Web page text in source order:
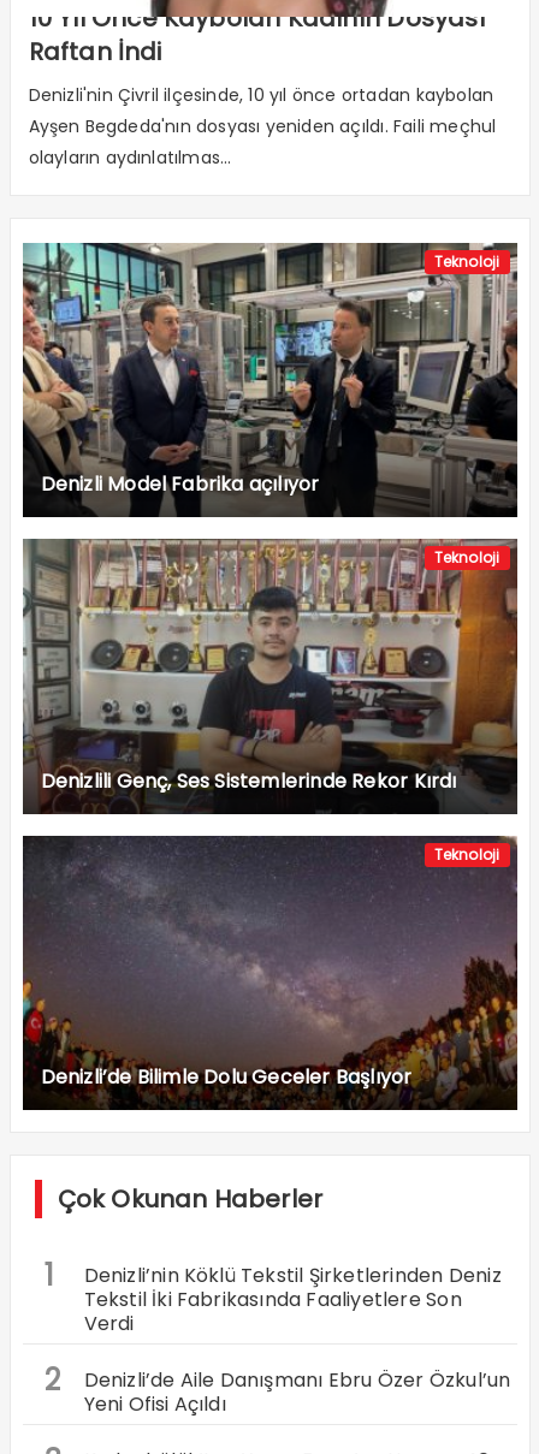
10 Yıl Önce Kaybolan Kadının Dosyası
Raftan İndi
Denizli'nin Çivril ilçesinde, 10 yıl önce ortadan kaybolan
Ayşen Begdeda'nın dosyası yeniden açıldı. Faili meçhul
olayların aydınlatılmas...
Teknoloji
Denizli Model Fabrika açılıyor
Teknoloji
Denizlili Genç, Ses Sistemlerinde Rekor Kırdı
Teknoloji
Denizli’de Bilimle Dolu Geceler Başlıyor
Çok Okunan Haberler
1
Denizli’nin Köklü Tekstil Şirketlerinden Deniz
Tekstil İki Fabrikasında Faaliyetlere Son
Verdi
2
Denizli’de Aile Danışmanı Ebru Özer Özkul’un
Yeni Ofisi Açıldı